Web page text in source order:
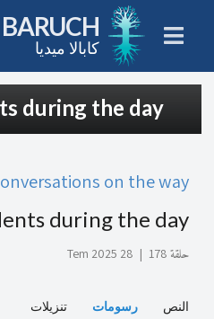
كابالا ميديا
during the day
on the way
during the day
حلقة 178 |
28 Tem 2025
النص رسومات تنزيلات